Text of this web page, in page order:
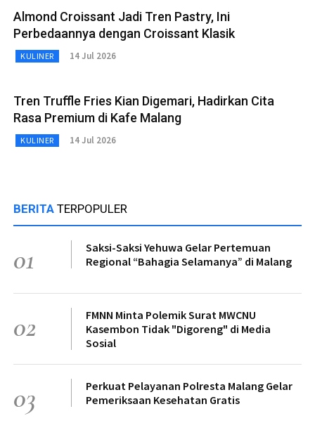
Almond Croissant Jadi Tren Pastry, Ini
Perbedaannya dengan Croissant Klasik
KULINER 14 Jul 2026
Tren Truffle Fries Kian Digemari, Hadirkan Cita
Rasa Premium di Kafe Malang
KULINER 14 Jul 2026
BERITA TERPOPULER
01
Saksi-Saksi Yehuwa Gelar Pertemuan
Regional “Bahagia Selamanya” di Malang
02
FMNN Minta Polemik Surat MWCNU
Kasembon Tidak "Digoreng" di Media
Sosial
03
Perkuat Pelayanan Polresta Malang Gelar
Pemeriksaan Kesehatan Gratis